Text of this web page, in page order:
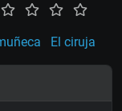
El ciruja